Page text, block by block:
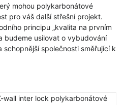
mohou polykarbonátové
pro váš další střešní projekt.
principu „kvalita na prvním
budeme usilovat o vybudování
schopnější společnosti směřující k